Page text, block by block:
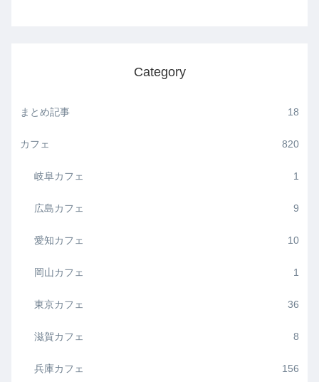
Category
まとめ記事 18
カフェ 820
岐阜カフェ 1
広島カフェ 9
愛知カフェ 10
岡山カフェ 1
東京カフェ 36
滋賀カフェ 8
兵庫カフェ 156